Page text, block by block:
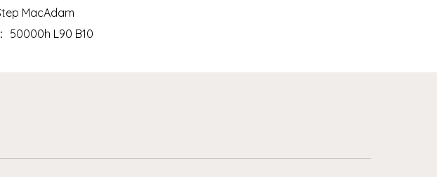
MacAdam
50000h L90 B10